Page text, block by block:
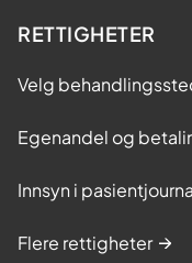
RETTIGHETER
Velg
Egenandel og
Innsyn i
Flere rettigheter